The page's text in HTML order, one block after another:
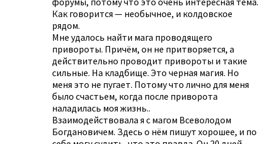
Как говорится — необычное, и колдовское
рядом.
Мне удалось найти мага проводящего
привороты. Причём, он не притворяется, а
действительно проводит привороты и такие
сильные. На кладбище. Это черная магия. Но
меня это не пугает. Потому что лично для меня
было счастьем, когда после приворота
наладилась моя жизнь..
Взаимодействовала я с магом Всеволодом
Богдановичем. Здесь о нём пишут хорошее, и по